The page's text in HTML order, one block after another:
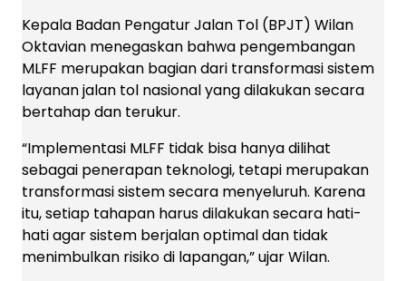
Kepala Badan Pengatur Jalan Tol (BPJT) Wilan
Oktavian menegaskan bahwa pengembangan
MLFF merupakan bagian dari transformasi sistem
layanan jalan tol nasional yang dilakukan secara
bertahap dan terukur.
“Implementasi MLFF tidak bisa hanya dilihat
sebagai penerapan teknologi, tetapi merupakan
transformasi sistem secara menyeluruh. Karena
itu, setiap tahapan harus dilakukan secara hati-
hati agar sistem berjalan optimal dan tidak
menimbulkan risiko di lapangan,” ujar Wilan.